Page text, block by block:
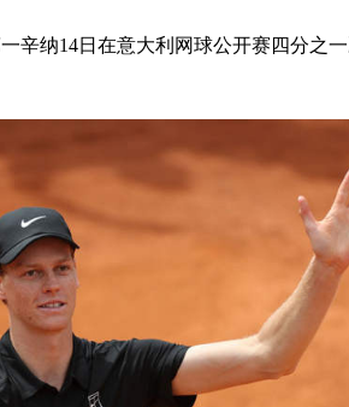
辛纳14日在意大利网球公开赛四分之